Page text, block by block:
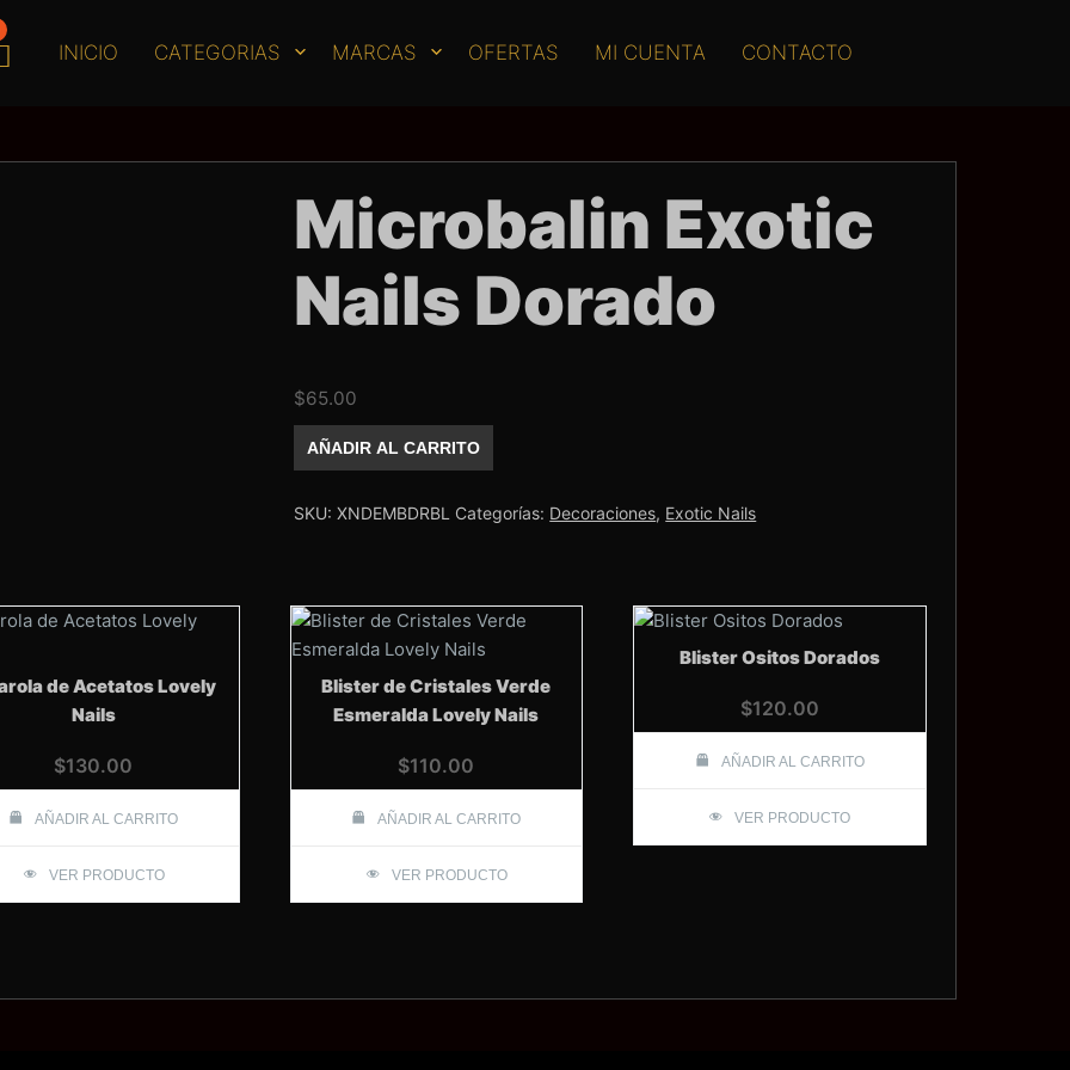
INICIO CATEGORIAS MARCAS OFERTAS MI CUENTA CONTACTO
Microbalin Exotic
Nails Dorado
$65.00
Exotic
Nails
cantidad
AÑADIR AL CARRITO
SKU:XNDEMBDRBL Categorías: Decoraciones, Exotic Nails
de Acetatos Lovely
Nails
$130.00
AÑADIR AL CARRITO
VER PRODUCTO
Blister de Cristales Verde
Esmeralda Lovely Nails
$110.00
AÑADIR AL CARRITO
VER PRODUCTO
Blister Ositos Dorados
$120.00
AÑADIR AL CARRITO
VER PRODUCTO